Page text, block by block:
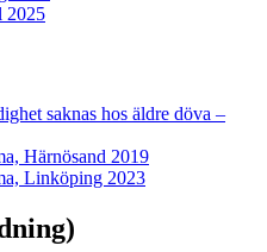
2025
saknas hos äldre döva –
Härnösand 2019
Linköping 2023